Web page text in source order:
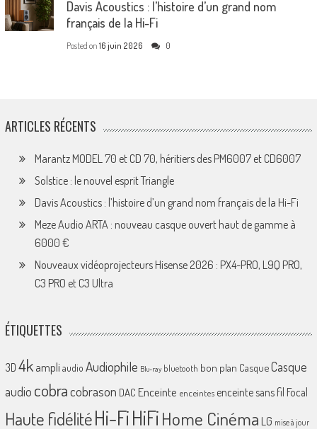
Davis Acoustics : l’histoire d’un grand nom
français de la Hi-Fi
Posted on 16 juin 2026 0
ARTICLES RÉCENTS
Marantz MODEL 70 et CD 70, héritiers des PM6007 et CD6007
Solstice : le nouvel esprit Triangle
Davis Acoustics : l’histoire d’un grand nom français de la Hi-Fi
Meze Audio ARTA : nouveau casque ouvert haut de gamme à
6000 €
Nouveaux vidéoprojecteurs Hisense 2026 : PX4-PRO, L9Q PRO,
C3 PRO et C3 Ultra
ÉTIQUETTES
3D 4k ampliaudio Audiophile Blu-ray bluetooth bon plan CasqueCasque
audio cobracobrason DAC Enceinte enceintes enceinte sans fil Focal
Haute fidélitéHi-FiHiFiHome Cinéma LG mise à jour